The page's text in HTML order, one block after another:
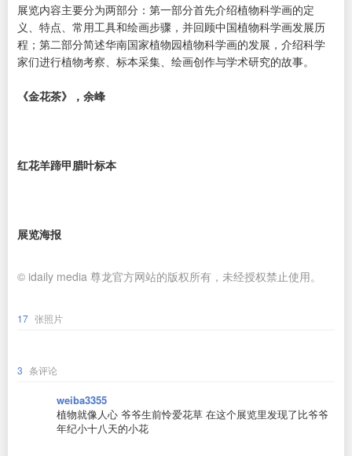
展览内容主要分为两部分：第一部分首先介绍植物科学画的定
义、特点、常用工具和绘画步骤，并回顾中国植物科学画发展历
程；第二部分简述华南国家植物园植物科学画的发展，介绍科学
家们进行植物考察、标本采集、绘画创作与学术研究的故事。
《金花茶》，余峰
红花羊蹄甲腊叶标本
展览海报
© idaily media 尊龙官方网站的版权所有，未经授权禁止使用。
17 张照片
3 条评论
weiba3355
植物就像人心 爷爷生前怜爱花草 在这个展览里发现了比爷爷
年纪小十八天的小花